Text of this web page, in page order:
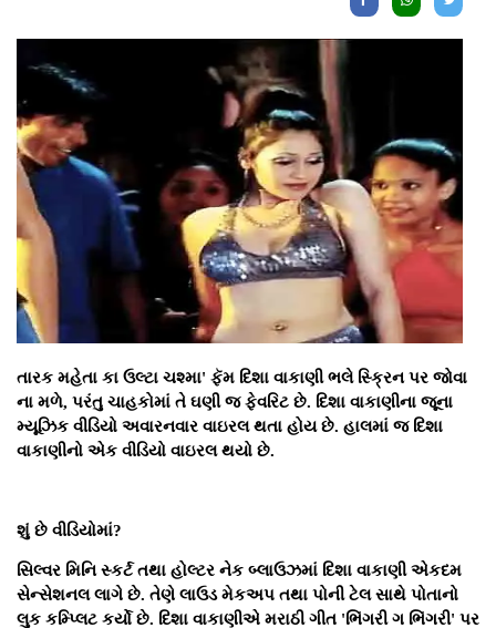
તારક મહેતા કા ઉલ્ટા ચશ્મા' ફૅમ દિશા વાકાણી ભલે સ્ક્રિન પર જોવા
ના મળે, પરંતુ ચાહકોમાં તે ઘણી જ ફેવરિટ છે. દિશા વાકાણીના જૂના
મ્યૂઝિક વીડિયો અવારનવાર વાઇરલ થતા હોય છે. હાલમાં જ દિશા
વાકાણીનો એક વીડિયો વાઇરલ થયો છે.
શું છે વીડિયોમાં?
સિલ્વર મિનિ સ્કર્ટ તથા હોલ્ટર નેક બ્લાઉઝમાં દિશા વાકાણી એકદમ
સેન્સેશનલ લાગે છે. તેણે લાઉડ મેકઅપ તથા પોની ટેલ સાથે પોતાનો
લુક કમ્પ્લિટ કર્યો છે. દિશા વાકાણીએ મરાઠી ગીત 'ભિંગરી ગ ભિંગરી' પર